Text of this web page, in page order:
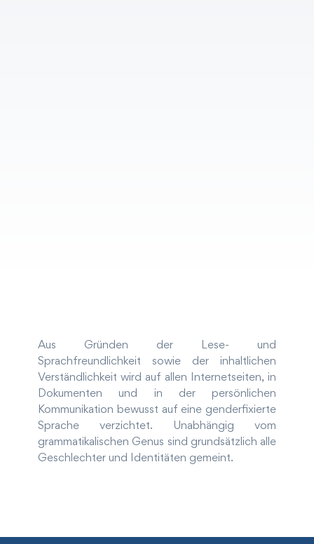
Aus Gründen der Lese- und
Sprachfreundlichkeit sowie der inhaltlichen
Verständlichkeit wird auf allen Internetseiten, in
Dokumenten und in der persönlichen
Kommunikation bewusst auf eine genderfixierte
Sprache verzichtet. Unabhängig vom
grammatikalischen Genus sind grundsätzlich alle
Geschlechter und Identitäten gemeint.